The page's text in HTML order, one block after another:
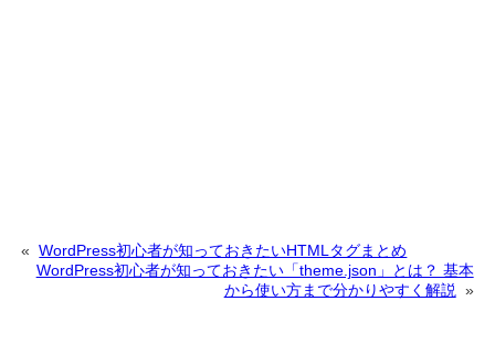
« WordPress初心者が知っておきたいHTMLタグまとめ
WordPress初心者が知っておきたい「theme.json」とは？ 基本
から使い方まで分かりやすく解説
»